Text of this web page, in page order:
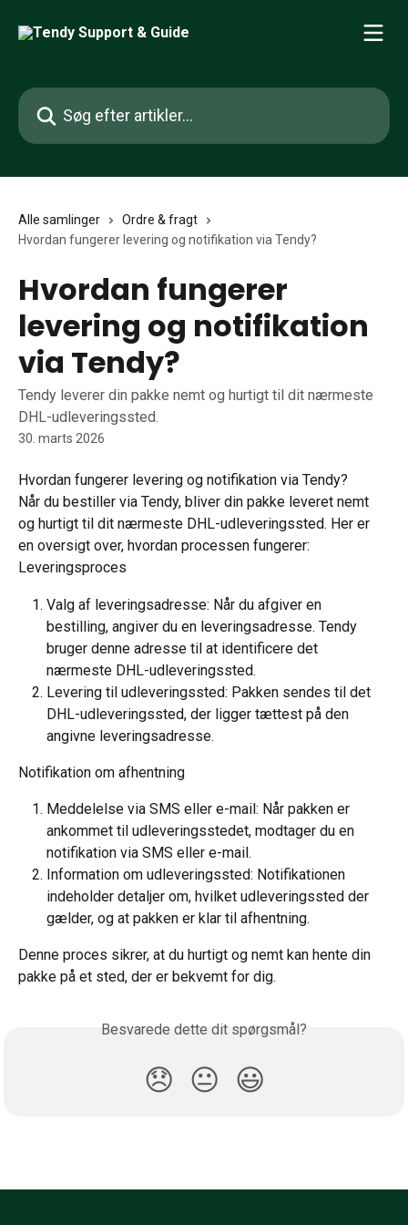
Søg efter artikler...
Alle samlinger
Ordre & fragt
Hvordan fungerer levering og notifikation via Tendy?
Hvordan fungerer
levering og notifikation
via Tendy?
Tendy leverer din pakke nemt og hurtigt til dit nærmeste
DHL-udleveringssted.
30. marts 2026
Hvordan fungerer levering og notifikation via Tendy?
Når du bestiller via Tendy, bliver din pakke leveret nemt
og hurtigt til dit nærmeste DHL-udleveringssted. Her er
en oversigt over, hvordan processen fungerer:
Leveringsproces
Valg af leveringsadresse: Når du afgiver en
bestilling, angiver du en leveringsadresse. Tendy
bruger denne adresse til at identificere det
nærmeste DHL-udleveringssted.
Levering til udleveringssted: Pakken sendes til det
DHL-udleveringssted, der ligger tættest på den
angivne leveringsadresse.
Notifikation om afhentning
Meddelelse via SMS eller e-mail: Når pakken er
ankommet til udleveringsstedet, modtager du en
notifikation via SMS eller e-mail.
Information om udleveringssted: Notifikationen
indeholder detaljer om, hvilket udleveringssted der
gælder, og at pakken er klar til afhentning.
Denne proces sikrer, at du hurtigt og nemt kan hente din
pakke på et sted, der er bekvemt for dig.
Besvarede dette dit spørgsmål?
😞 😐 😃